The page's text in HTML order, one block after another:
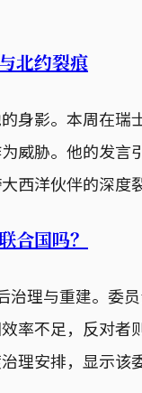
北约裂痕
身影。本周在
威胁。他的发
洋伙伴的深
合国吗？
理与重建。委
率不足，反对
安排，显示该